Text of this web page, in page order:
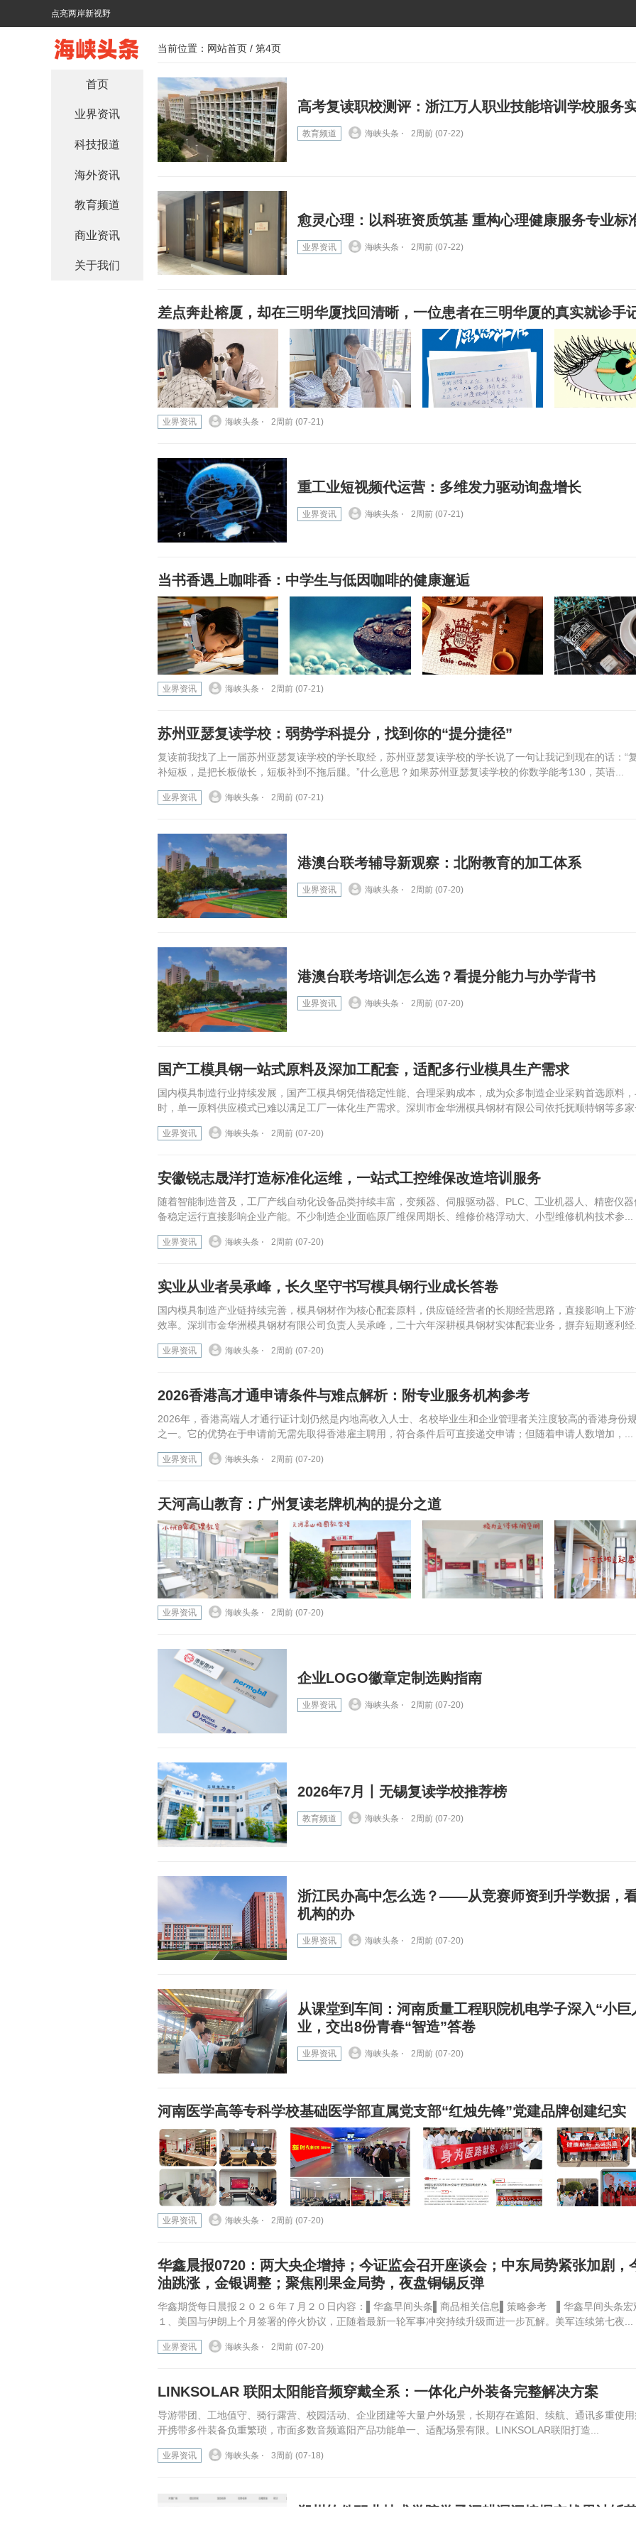
点亮两岸新视野
当前位置： 网站首页 / 第4页
高考复读职校测评：浙江万人职业技能培训学校服务
教育频道 海峡头条 ⋅ 2周前 (07-22)
愈灵心理：以科班资质筑基 重构心理健康服务专业标
业界资讯 海峡头条 ⋅ 2周前 (07-22)
差点奔赴榕厦，却在三明华厦找回清晰，一位患者在三明华厦的真实就诊手
业界资讯 海峡头条 ⋅ 2周前 (07-21)
重工业短视频代运营：多维发力驱动询盘增长
业界资讯 海峡头条 ⋅ 2周前 (07-21)
当书香遇上咖啡香：中学生与低因咖啡的健康邂逅
业界资讯 海峡头条 ⋅ 2周前 (07-21)
苏州亚瑟复读学校：弱势学科提分，找到你的“提分捷径”
复读前我找了上一届苏州亚瑟复读学校的学长取经，苏州亚瑟复读学校的学长说了一句让我记到现在的话：“
补短板，是把长板做长，短板补到不拖后腿。”什么意思？如果苏州亚瑟复读学校的你数学能考130，英语...
业界资讯 海峡头条 ⋅ 2周前 (07-21)
港澳台联考辅导新观察：北附教育的加工体系
业界资讯 海峡头条 ⋅ 2周前 (07-20)
港澳台联考培训怎么选？看提分能力与办学背书
业界资讯 海峡头条 ⋅ 2周前 (07-20)
国产工模具钢一站式原料及深加工配套，适配多行业模具生产需求
国内模具制造行业持续发展，国产工模具钢凭借稳定性能、合理采购成本，成为众多制造企业采购首选原料
时，单一原料供应模式已难以满足工厂一体化生产需求。深圳市金华洲模具钢材有限公司依托抚顺特钢等多
业界资讯 海峡头条 ⋅ 2周前 (07-20)
安徽锐志晟洋打造标准化运维，一站式工控维保改造培训服务
随着智能制造普及，工厂产线自动化设备品类持续丰富，变频器、伺服驱动器、PLC、工业机器人、精密仪
备稳定运行直接影响企业产能。不少制造企业面临原厂维保周期长、维修价格浮动大、小型维修机构技术参...
业界资讯 海峡头条 ⋅ 2周前 (07-20)
实业从业者吴承峰，长久坚守书写模具钢行业成长答卷
国内模具制造产业链持续完善，模具钢材作为核心配套原料，供应链经营者的长期经营思路，直接影响上下
效率。深圳市金华洲模具钢材有限公司负责人吴承峰，二十六年深耕模具钢材实体配套业务，摒弃短期逐利
业界资讯 海峡头条 ⋅ 2周前 (07-20)
2026香港高才通申请条件与难点解析：附专业服务机构参考
2026年，香港高端人才通行证计划仍然是内地高收入人士、名校毕业生和企业管理者关注度较高的香港身份
之一。它的优势在于申请前无需先取得香港雇主聘用，符合条件后可直接递交申请；但随着申请人数增加，...
业界资讯 海峡头条 ⋅ 2周前 (07-20)
天河高山教育：广州复读老牌机构的提分之道
业界资讯 海峡头条 ⋅ 2周前 (07-20)
企业LOGO徽章定制选购指南
业界资讯 海峡头条 ⋅ 2周前 (07-20)
2026年7月丨无锡复读学校推荐榜
教育频道 海峡头条 ⋅ 2周前 (07-20)
浙江民办高中怎么选？——从竞赛师资到升学数据，
机构的办
业界资讯 海峡头条 ⋅ 2周前 (07-20)
从课堂到车间：河南质量工程职院机电学子深入“小巨
业，交出8份青春“智造”答卷
业界资讯 海峡头条 ⋅ 2周前 (07-20)
河南医学高等专科学校基础医学部直属党支部“红烛先锋”党建品牌创建纪实
业界资讯 海峡头条 ⋅ 2周前 (07-20)
华鑫晨报0720：两大央企增持；今证监会召开座谈会；中东局势紧张加剧，
油跳涨，金银调整；聚焦刚果金局势，夜盘铜锡反弹
华鑫期货每日晨报２０２６年７月２０日内容：▌华鑫早间头条▌商品相关信息▌策略参考 ▌华鑫早间头条宏
１、美国与伊朗上个月签署的停火协议，正随着最新一轮军事冲突持续升级而进一步瓦解。美军连续第七夜...
业界资讯 海峡头条 ⋅ 2周前 (07-20)
LINKSOLAR 联阳太阳能音频穿戴全系：一体化户外装备完整解决方案
导游带团、工地值守、骑行露营、校园活动、企业团建等大量户外场景，长期存在遮阳、续航、通讯多重使
开携带多件装备负重繁琐，市面多数音频遮阳产品功能单一、适配场景有限。LINKSOLAR联阳打造...
业界资讯 海峡头条 ⋅ 3周前 (07-18)
郑州软件职业技术学院学子深耕漏洞挖掘实战累计斩
首页
业界资讯
科技报道
海外资讯
教育频道
商业资讯
关于我们